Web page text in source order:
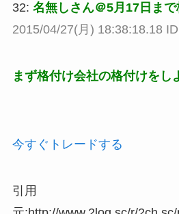
32: 名無しさん＠5月17日ま
2015/04/27(月) 18:38:18.18
まず格付け会社の格付けをし
今すぐトレードする
引用